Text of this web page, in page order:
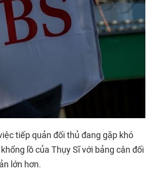
tiếp quản đối thủ đang gặp khó
lồ của Thụy Sĩ với bảng cân đối
lớn hơn.